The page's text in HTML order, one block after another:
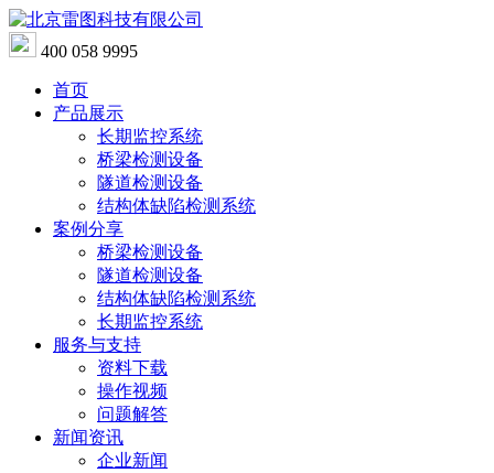
400 058 9995
首页
产品展示
长期监控系统
桥梁检测设备
隧道检测设备
结构体缺陷检测系统
案例分享
桥梁检测设备
隧道检测设备
结构体缺陷检测系统
长期监控系统
服务与支持
资料下载
操作视频
问题解答
新闻资讯
企业新闻